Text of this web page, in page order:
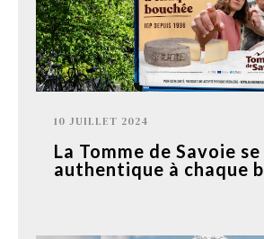
10 JUILLET 2024
La Tomme de Savoie
authentique à chaque